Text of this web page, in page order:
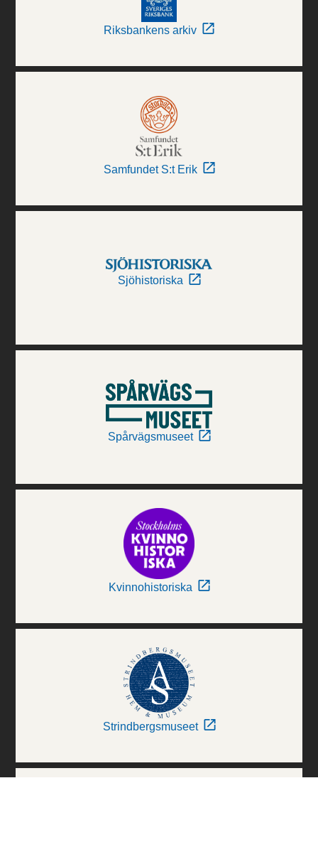
Riksbankens arkiv
Samfundet S:t Erik
Sjöhistoriska
Spårvägsmuseet
Kvinnohistoriska
Strindbergsmuseet